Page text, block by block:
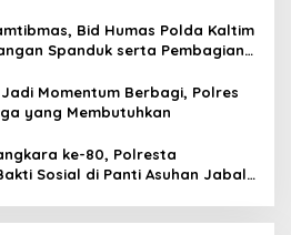
Bid Humas Polda Kaltim
Spanduk serta Pembagian
Momentum Berbagi, Polres
yang Membutuhkan
ke-80, Polresta
Sosial di Panti Asuhan Jabal